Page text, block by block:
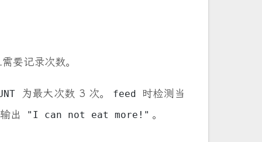
要记录次数。
为最大次数 3 次。 feed
时检测当
出 "I can not eat more!" 。